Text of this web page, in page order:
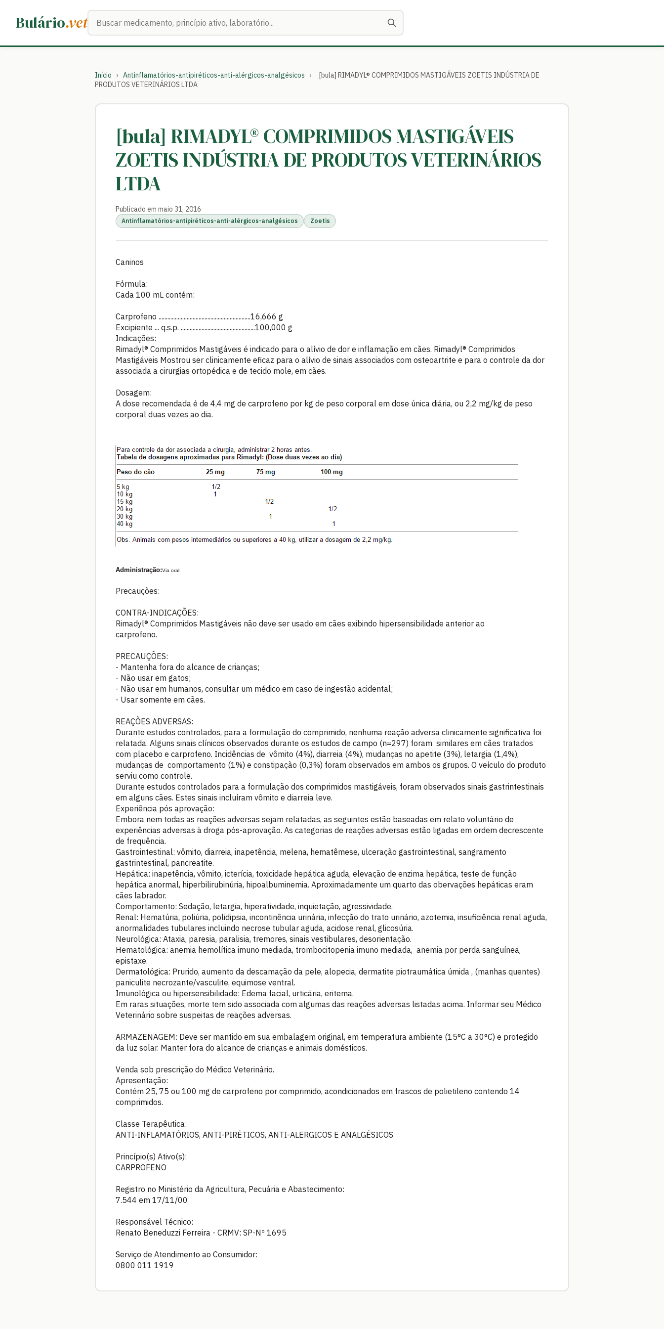
Bulário.vetBuscar medicamentos
Início › Antinflamatórios-antipiréticos-anti-alérgicos-analgésicos ›
[bula] RIMADYL® COMPRIMIDOS MASTIGÁVEIS ZOETIS INDÚSTRIA DE
PRODUTOS VETERINÁRIOS LTDA
[bula] RIMADYL® COMPRIMIDOS MASTIGÁVEIS
ZOETIS INDÚSTRIA DE PRODUTOS VETERINÁRIOS
LTDA
Publicado em maio 31, 2016
Antinflamatórios-antipiréticos-anti-alérgicos-analgésicos Zoetis
Caninos
Fórmula:
Cada 100 mL contém:
Carprofeno ..............................................................16,666 g
Excipiente ... q.s.p. ..................................................100,000 g
Indicações:
Rimadyl® Comprimidos Mastigáveis é indicado para o alívio de dor e inflamação em cães. Rimadyl® Comprimidos
Mastigáveis Mostrou ser clinicamente eficaz para o alívio de sinais associados com osteoartrite e para o controle da dor
associada a cirurgias ortopédica e de tecido mole, em cães.
Dosagem:
A dose recomendada é de 4,4 mg de carprofeno por kg de peso corporal em dose única diária, ou 2,2 mg/kg de peso
corporal duas vezes ao dia.
Administração:Via oral.
Precauções:
CONTRA-INDICAÇÕES:
Rimadyl® Comprimidos Mastigáveis não deve ser usado em cães exibindo hipersensibilidade anterior ao
carprofeno.
PRECAUÇÕES:
- Mantenha fora do alcance de crianças;
- Não usar em gatos;
- Não usar em humanos, consultar um médico em caso de ingestão acidental;
- Usar somente em cães.
REAÇÕES ADVERSAS:
Durante estudos controlados, para a formulação do comprimido, nenhuma reação adversa clinicamente significativa foi
relatada. Alguns sinais clínicos observados durante os estudos de campo (n=297) foram similares em cães tratados
com placebo e carprofeno. Incidências de vômito (4%), diarreia (4%), mudanças no apetite (3%), letargia (1,4%),
mudanças de comportamento (1%) e constipação (0,3%) foram observados em ambos os grupos. O veículo do produto
serviu como controle.
Durante estudos controlados para a formulação dos comprimidos mastigáveis, foram observados sinais gastrintestinais
em alguns cães. Estes sinais incluíram vômito e diarreia leve.
Experiência pós aprovação:
Embora nem todas as reações adversas sejam relatadas, as seguintes estão baseadas em relato voluntário de
experiências adversas à droga pós-aprovação. As categorias de reações adversas estão ligadas em ordem decrescente
de frequência.
Gastrointestinal: vômito, diarreia, inapetência, melena, hematêmese, ulceração gastrointestinal, sangramento
gastrintestinal, pancreatite.
Hepática: inapetência, vômito, icterícia, toxicidade hepática aguda, elevação de enzima hepática, teste de função
hepática anormal, hiperbilirubinúria, hipoalbuminemia. Aproximadamente um quarto das obervações hepáticas eram
cães labrador.
Comportamento: Sedação, letargia, hiperatividade, inquietação, agressividade.
Renal: Hematúria, poliúria, polidipsia, incontinência urinária, infecção do trato urinário, azotemia, insuficiência renal aguda,
anormalidades tubulares incluindo necrose tubular aguda, acidose renal, glicosúria.
Neurológica: Ataxia, paresia, paralisia, tremores, sinais vestibulares, desorientação.
Hematológica: anemia hemolítica imuno mediada, trombocitopenia imuno mediada, anemia por perda sanguínea,
epistaxe.
Dermatológica: Prurido, aumento da descamação da pele, alopecia, dermatite piotraumática úmida , (manhas quentes)
paniculite necrozante/vasculite, equimose ventral.
Imunológica ou hipersensibilidade: Edema facial, urticária, eritema.
Em raras situações, morte tem sido associada com algumas das reações adversas listadas acima. Informar seu Médico
Veterinário sobre suspeitas de reações adversas.
ARMAZENAGEM: Deve ser mantido em sua embalagem original, em temperatura ambiente (15°C a 30°C) e protegido
da luz solar. Manter fora do alcance de crianças e animais domésticos.
Venda sob prescrição do Médico Veterinário.
Apresentação:
Contém 25, 75 ou 100 mg de carprofeno por comprimido, acondicionados em frascos de polietileno contendo 14
comprimidos.
Classe Terapêutica:
ANTI-INFLAMATÓRIOS, ANTI-PIRÉTICOS, ANTI-ALERGICOS E ANALGÉSICOS
Princípio(s) Ativo(s):
CARPROFENO
Registro no Ministério da Agricultura, Pecuária e Abastecimento:
7.544 em 17/11/00
Responsável Técnico:
Renato Beneduzzi Ferreira - CRMV: SP-Nº 1695
Serviço de Atendimento ao Consumidor:
0800 011 1919